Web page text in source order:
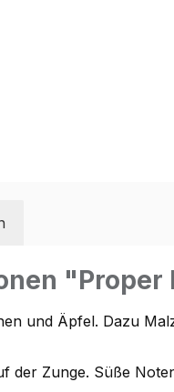
"Proper
und Äpfel. Dazu
der Zunge. Süße